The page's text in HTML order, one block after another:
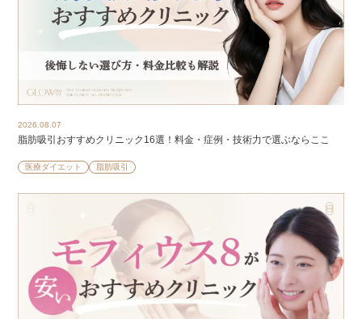
2026.08.07
脂肪吸引おすすめクリニック16選！料金・症例・技術力で選ぶならここ
医療ダイエット 脂肪吸引